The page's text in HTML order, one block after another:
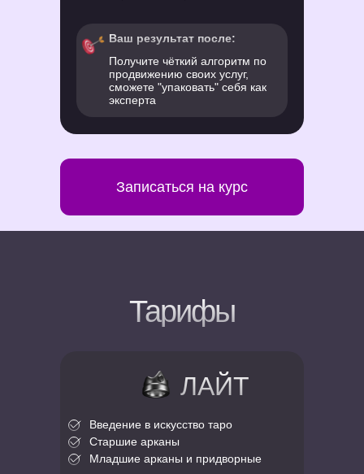
Записаться на курс
Ваш результат после:
Получите чёткий алгоритм по
продвижению своих услуг,
сможете "упаковать" себя как
эксперта
Тарифы
Введение в искусство таро
Старшие арканы
Младшие арканы и придворные
ЛАЙТ